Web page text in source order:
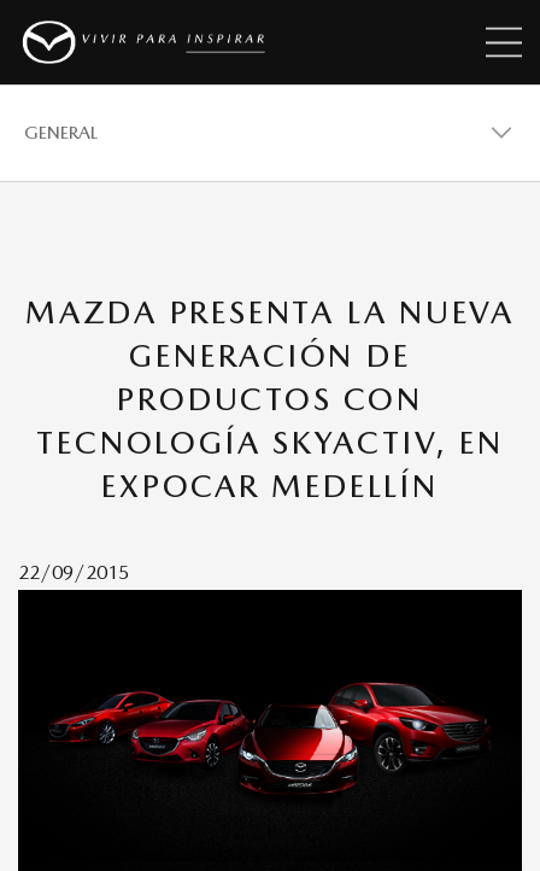
GENERAL
VEHÍCULOS
MAZDA PRESENTA LA NUEVA
GENERACIÓN DE
PRODUCTOS CON
TECNOLOGÍA SKYACTIV, EN
EXPOCAR MEDELLÍN
22/09/2015